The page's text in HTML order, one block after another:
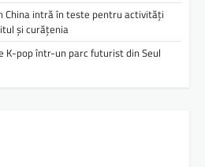
China intră în teste pentru activități
și curățenia
K-pop într-un parc futurist din Seul